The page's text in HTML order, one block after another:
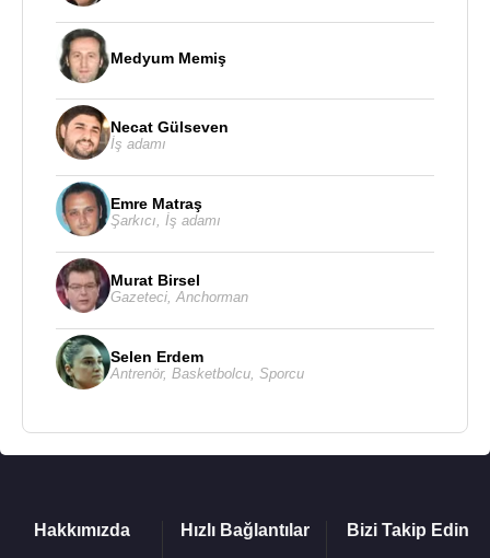
Medyum Memiş
Necat Gülseven
İş adamı
Emre Matraş
Şarkıcı İş adamı
Murat Birsel
Gazeteci Anchorman
Selen Erdem
Antrenör, Basketbolcu Sporcu
Hakkımızda Hızlı Bağlantılar Bizi Takip Edin